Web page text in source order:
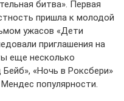
битва». Первая
пришла к молодой
ужасов «Дети
приглашения на
еще несколько
«Ночь в Роксбери»
популярности.